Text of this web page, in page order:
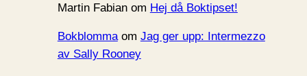
Martin Fabianom Hej då Boktipset!
Bokblommaom Jag ger upp: Intermezzo
av Sally Rooney